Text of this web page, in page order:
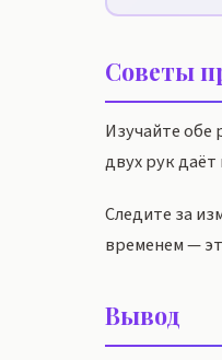
Советы
Изучайте обе
двух рук
Следите за
временем —
Вывод